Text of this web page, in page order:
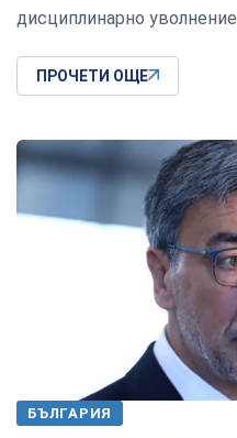
дисциплинарно уволнение
ПРОЧЕТИ ОЩЕ
БЪЛГАРИЯ